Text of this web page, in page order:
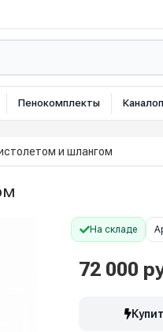
Пенокомплекты
и шлангом
На складе
72 000